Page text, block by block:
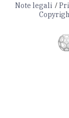
Note legali